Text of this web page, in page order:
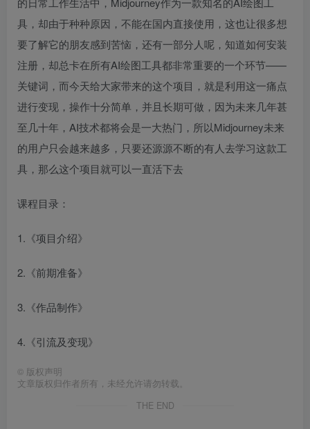
具，却由于种种原因，不能在国内直接使用，这也让很多想
要了解它的朋友感到苦恼，还有一部分人呢，知道如何安装
注册，却总卡在所有AI绘图工具都非常重要的一个环节——
关键词，而今天给大家带来的这个项目，就是利用这一痛点
进行变现，操作十分简单，并且长期可做，因为未来几年甚
至几十年，AI技术都将会是一大热门，所以Midjourney未来
的用户只会越来越多，只要还源源不断的有人去学习这款工
具，那么这个项目就可以一直活下去
课程目录：
1.《项目介绍》
2.《前期准备》
3.《作品制作》
4.《引流及变现》
© 版权声明
文章版权归作者所有，未经允许请勿转载。
THE END